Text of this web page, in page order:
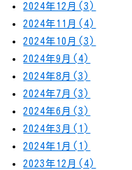
2024年12月(3)
2024年11月(4)
2024年10月(3)
2024年9月(4)
2024年8月(3)
2024年7月(3)
2024年6月(3)
2024年3月(1)
2024年1月(1)
2023年12月(4)